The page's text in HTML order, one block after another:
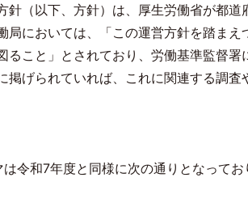
針（以下、方針）は、厚生労働省が都
局においては、「この運営方針を踏ま
ること」とされており、労働基準監督
掲げられていれば、これに関連する調査
は令和7年度と同様に次の通りとなって